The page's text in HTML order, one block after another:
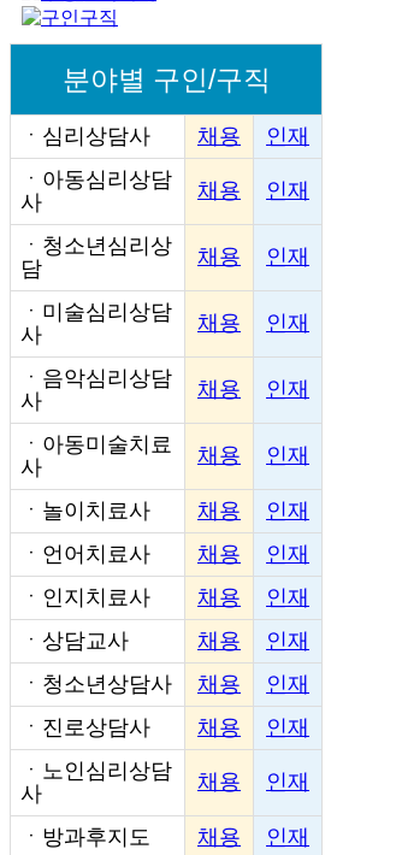
분야별 구인/구직
ㆍ 심리상담사 채용
인재
ㆍ 아동심리상담
사
채용 인재
ㆍ 청소년심리상
담
채용 인재
ㆍ 미술심리상담
사
채용 인재
ㆍ 음악심리상담
사
채용 인재
ㆍ 아동미술치료
사
채용 인재
ㆍ 놀이치료사 채용
인재
ㆍ 언어치료사 채용
인재
ㆍ 인지치료사 채용
인재
ㆍ 상담교사 채용
인재
ㆍ 청소년상담사 채용
인재
ㆍ 진로상담사 채용
인재
ㆍ 노인심리상담
사
채용 인재
ㆍ 방과후지도 채용 인재